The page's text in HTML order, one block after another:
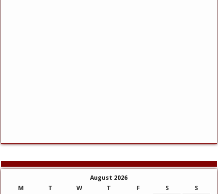
August 2026
M
T W T F S
S